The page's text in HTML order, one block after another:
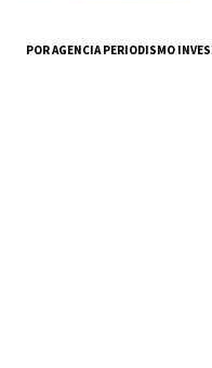
POR AGENCIA PERIODISMO